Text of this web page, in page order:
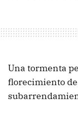
Una tormenta
florecimiento